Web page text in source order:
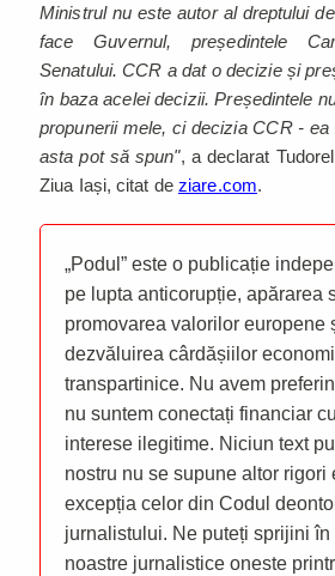
Ministrul nu este autor al dreptului
face Guvernul, președintele
Senatului. CCR a dat o decizie și
în baza acelei decizii. Președintele
propunerii mele, ci decizia CCR -
asta pot să spun", a declarat
Ziua Iași, citat de ziare.com.
„Podul” este o publicație
pe lupta anticorupție, apărarea
promovarea valorilor europene
dezvăluirea cârdășiilor
transpartinice. Nu avem
nu suntem conectați financiar
interese ilegitime. Niciun text
nostru nu se supune altor rigori
excepția celor din Codul
jurnalistului. Ne puteți sprijini
noastre jurnalistice oneste